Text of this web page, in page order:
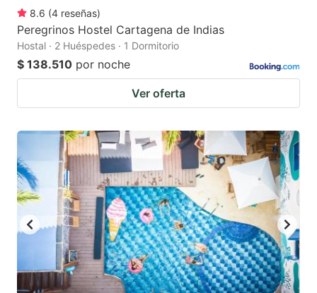
8.6 (4 reseñas)
Peregrinos Hostel Cartagena de Indias
Hostal · 2 Huéspedes · 1 Dormitorio
$ 138.510 por noche
Ver oferta